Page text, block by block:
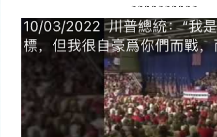
～～～～～～～～～～